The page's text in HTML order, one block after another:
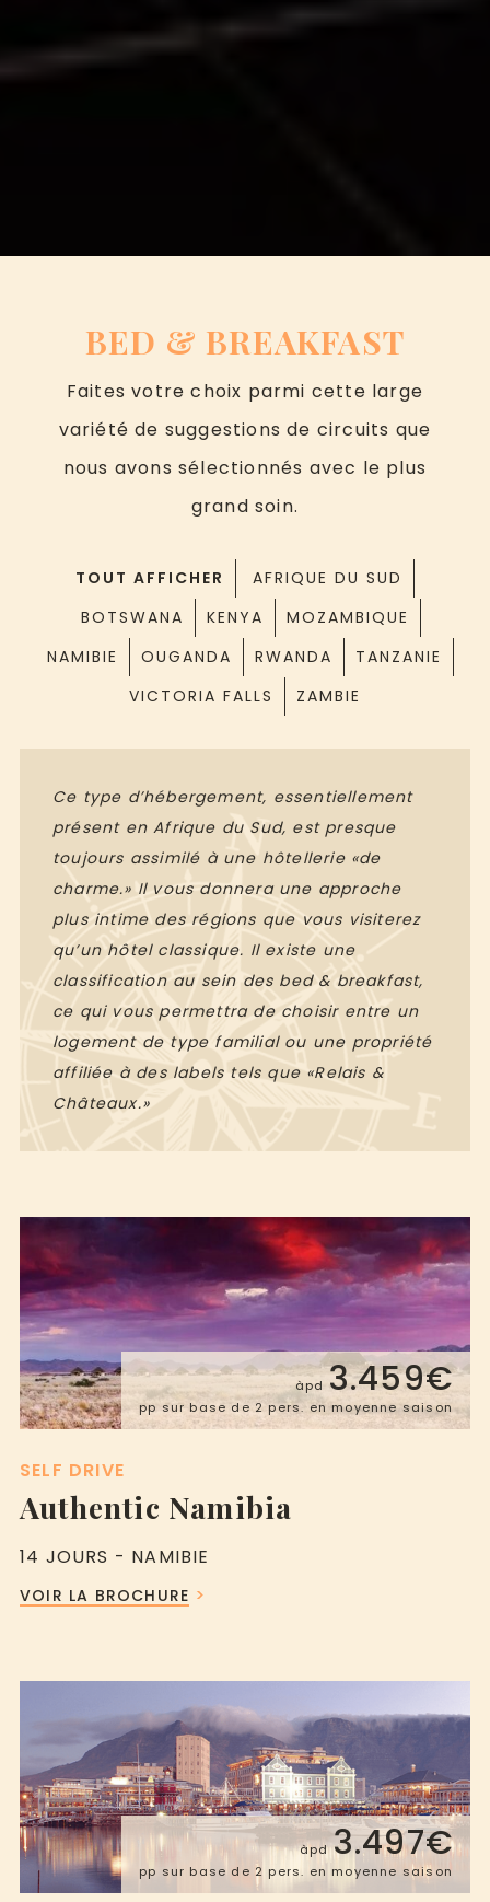
BED & BREAKFAST
Faites votre choix parmi cette large
variété de suggestions de circuits que
nous avons sélectionnés avec le plus
grand soin.
TOUT AFFICHER
AFRIQUE DU SUD
BOTSWANA
KENYA
MOZAMBIQUE
NAMIBIE
OUGANDA RWANDA
TANZANIE
VICTORIA FALLS
ZAMBIE
Ce type d’hébergement, essentiellement
présent en Afrique du Sud, est presque
toujours assimilé à une hôtellerie «de
charme.» Il vous donnera une approche
plus intime des régions que vous visiterez
qu’un hôtel classique. Il existe une
classification au sein des bed & breakfast,
ce qui vous permettra de choisir entre un
logement de type familial ou une propriété
affiliée à des labels tels que «Relais &
Châteaux.»
àpd 3.459€
pp sur base de 2 pers. en moyenne saison
SELF DRIVE
Authentic Namibia
14 JOURS - NAMIBIE
VOIR LA BROCHURE
àpd3.497€
pp sur base de 2 pers. en moyenne saison